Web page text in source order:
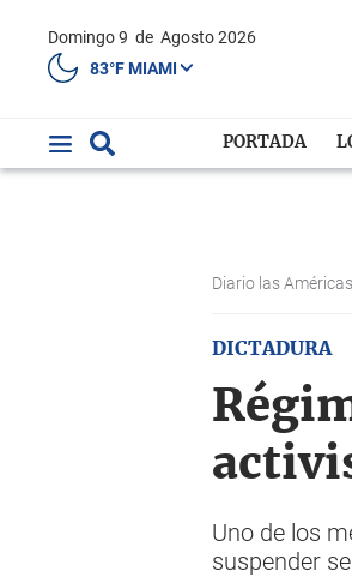
Domingo 9 de Agosto 2026
83°F MIAMI
PORTADA
Diario las Américas
DICTADURA
Uno de los
suspender